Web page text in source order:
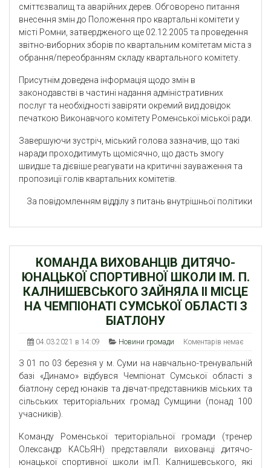
сміттєзвалищ та аварійних дерев. Обговорено питання
внесення змін до Положення про квартальні комітети у
місті Ромни, затвердженого ще 02.12.2005 та проведення
звітно-виборних зборів по квартальним комітетам міста з
обрання/переобранням складу квартального комітету.
Присутнім доведена інформація щодо змін в
законодавстві в частині надання адміністративних
послуг та необхідності завіряти окремий вид довідок
печаткою Виконавчого комітету Роменської міської ради.
Завершуючи зустріч, міський голова зазначив, що такі
наради проходитимуть щомісячно, що дасть змогу
швидше та дієвіше реагувати на критичні зауваження та
пропозиції голів квартальних комітетів.
За повідомленням відділу з питань внутрішньої політики
КОМАНДА ВИХОВАНЦІВ ДИТЯЧО-
ЮНАЦЬКОЇ СПОРТИВНОЇ ШКОЛИ ІМ. П.
КАЛНИШЕВСЬКОГО ЗАЙНЯЛА ІІ МІСЦЕ
НА ЧЕМПІОНАТІ СУМСЬКОЇ ОБЛАСТІ З
БІАТЛОНУ
04.03.2021 в 14:09 Новини громади Коментарів немає
З 01 по 03 березня у м. Суми на навчально-тренувальній
базі «Динамо» відбувся Чемпіонат Сумської області з
біатлону серед юнаків та дівчат-представників міських та
сільських територіальних громад Сумщини (понад 100
учасників).
Команду Роменської територіальної громади (тренер
Олександр КАСЬЯН) представляли вихованці дитячо-
юнацької спортивної школи ім.П. Калнишевського, які